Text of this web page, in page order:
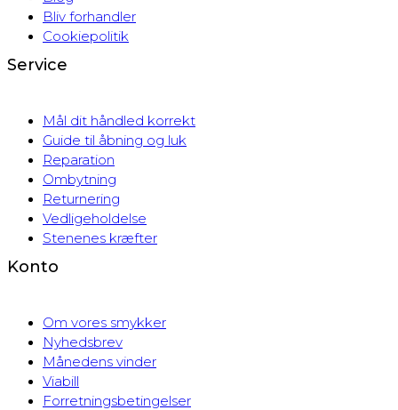
Bliv forhandler
Cookiepolitik
Service
Mål dit håndled korrekt
Guide til åbning og luk
Reparation
Ombytning
Returnering
Vedligeholdelse
Stenenes kræfter
Konto
Om vores smykker
Nyhedsbrev
Månedens vinder
Viabill
Forretningsbetingelser